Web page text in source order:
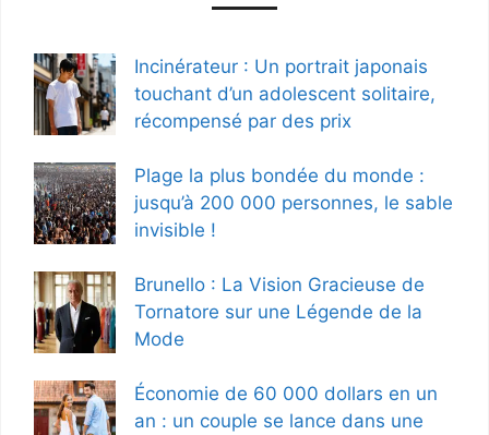
Incinérateur : Un portrait japonais
touchant d’un adolescent solitaire,
récompensé par des prix
Plage la plus bondée du monde :
jusqu’à 200 000 personnes, le sable
invisible !
Brunello : La Vision Gracieuse de
Tornatore sur une Légende de la
Mode
Économie de 60 000 dollars en un
an : un couple se lance dans une